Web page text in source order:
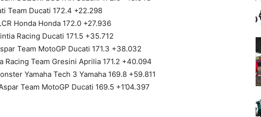
Team Ducati 172.4 +22.298
Honda Honda 172.0 +27.936
Racing Ducati 171.5 +35.712
Team MotoGP Ducati 171.3 +38.032
Racing Team Gresini Aprilia 171.2 +40.094
Yamaha Tech 3 Yamaha 169.8 +59.811
Team MotoGP Ducati 169.5 +1’04.397